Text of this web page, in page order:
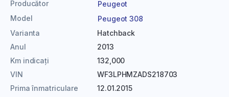
Producător
Peugeot
Model
Peugeot 308
Varianta
Hatchback
Anul
2013
Km indicați
132,000
VIN
WF3LPHMZADS218703
Prima înmatriculare
12.01.2015